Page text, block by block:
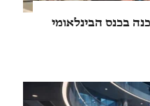
בכנס הבינלאומי